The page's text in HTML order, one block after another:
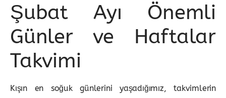
Şubat Ayı Önemli
Günler ve Haftalar
Takvimi
Kışın en soğuk günlerini yaşadığımız, takvimlerin